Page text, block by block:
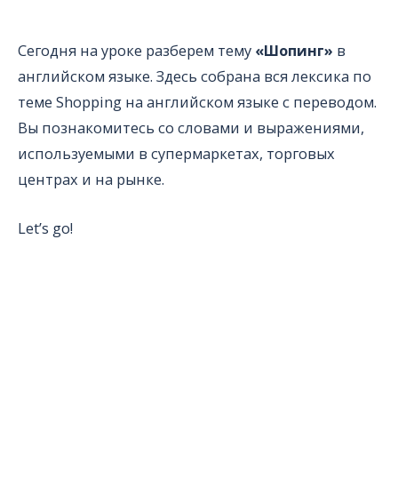
Сегодня на уроке разберем тему «Шопинг» в
английском языке. Здесь собрана вся лексика по
теме Shopping на английском языке с переводом.
Вы познакомитесь со словами и выражениями,
используемыми в супермаркетах, торговых
центрах и на рынке.
Let’s go!